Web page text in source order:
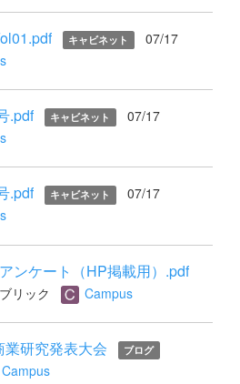
キャビネット
07/17
.pdf キャビネット
07/17
.pdf キャビネット
07/17
ンケート（HP掲載用）.pdf
リック Campus
業研究発表大会 ブログ
Campus